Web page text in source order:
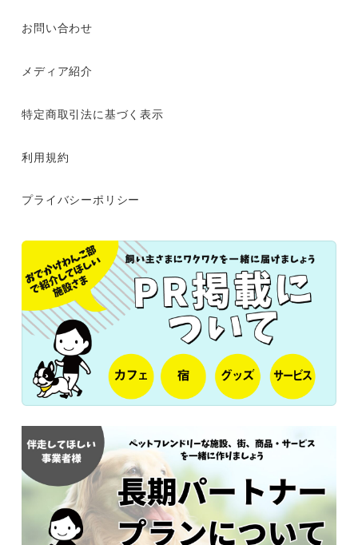
お問い合わせ
メディア紹介
特定商取引法に基づく表示
利用規約
プライバシーポリシー